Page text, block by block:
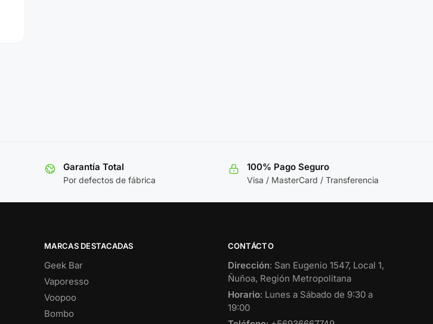
Garantía Total
Por defectos de fábrica
100% Pago Seguro
Visa / MasterCard / Transferencia
MARCAS DESTACADAS
Geek Bar
Vaporesso
Voopoo
Bombo
CONTÁCTO
Dirección: San Eugenio 1547, Local 1,
Ñuñoa, Región Metropolitana
Horario: Lunes a Sábado de 9:30 a
19:00